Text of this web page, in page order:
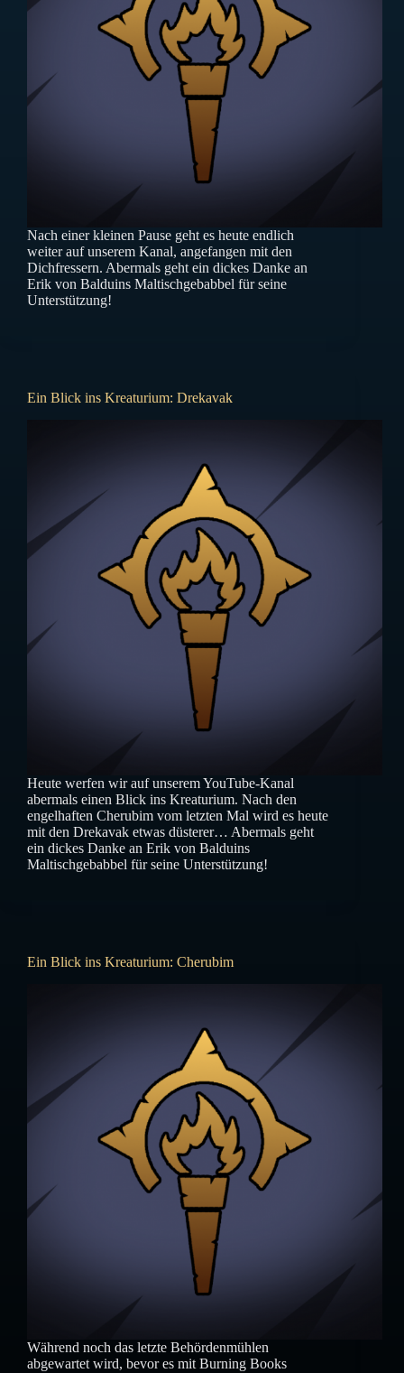
Nach einer kleinen Pause geht es heute endlich
weiter auf unserem Kanal, angefangen mit den
Dichfressern. Abermals geht ein dickes Danke an
Erik von Balduins Maltischgebabbel für seine
Unterstützung!
Ein Blick ins Kreaturium: Drekavak
Heute werfen wir auf unserem YouTube-Kanal
abermals einen Blick ins Kreaturium. Nach den
engelhaften Cherubim vom letzten Mal wird es heute
mit den Drekavak etwas düsterer… Abermals geht
ein dickes Danke an Erik von Balduins
Maltischgebabbel für seine Unterstützung!
Ein Blick ins Kreaturium: Cherubim
Während noch das letzte Behördenmühlen
abgewartet wird, bevor es mit Burning Books